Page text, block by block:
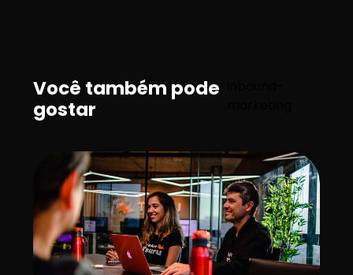
Você também pode
gostar